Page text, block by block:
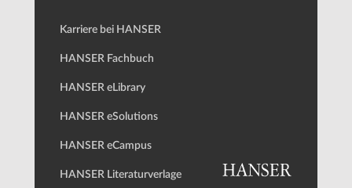
Karriere bei HANSER
HANSER Fachbuch
HANSER eLibrary
HANSER eSolutions
HANSER eCampus
HANSER Literaturverlage